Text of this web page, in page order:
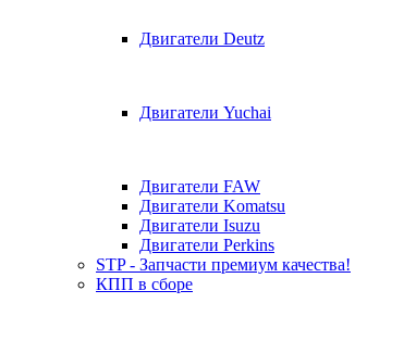
Двигатели Deutz
Двигатели Yuchai
Двигатели FAW
Двигатели Komatsu
Двигатели Isuzu
Двигатели Perkins
STP - Запчасти премиум качества!
КПП в сборе